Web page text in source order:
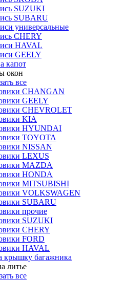
SUZUKI
SUBARU
универсальные
CHERY
HAVAL
GEELY
капот
окон
все
CHANGAN
GEELY
CHEVROLET
KIA
HYUNDAI
TOYOTA
NISSAN
LEXUS
MAZDA
HONDA
MITSUBISHI
VOLKSWAGEN
SUBARU
прочие
SUZUKI
CHERY
FORD
HAVAL
крышку багажника
литье
все